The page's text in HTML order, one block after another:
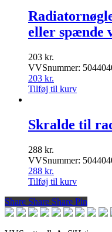
eller spænde
203 kr.
VVSnummer:
203 kr.
Tilføj til kurv
Skralde til
288 kr.
VVSnummer:
288 kr.
Tilføj til kurv
Share
Share Share Share Pin